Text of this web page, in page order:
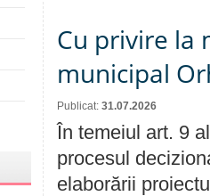
Cu privire la
municipal
Publicat: 31.07.2026
În temeiul art. 9
procesul
elaborării